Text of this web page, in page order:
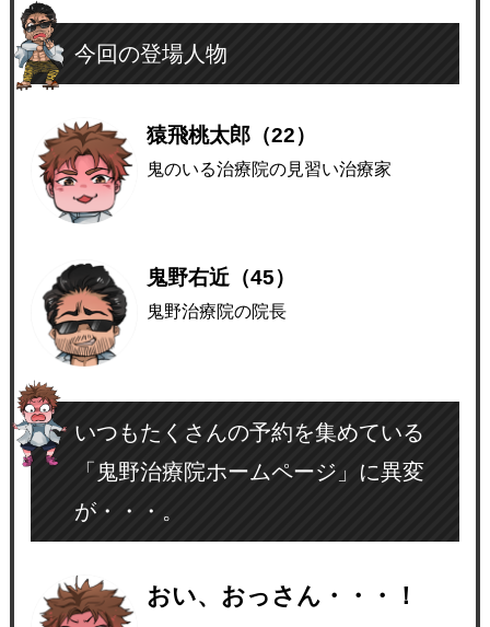
今回の登場人物
猿飛桃太郎（22）
鬼のいる治療院の見習い治療家
鬼野右近（45）
鬼野治療院の院長
いつもたくさんの予約を集めている
「鬼野治療院ホームページ」に異変
が・・・。
おい、おっさん・・・！